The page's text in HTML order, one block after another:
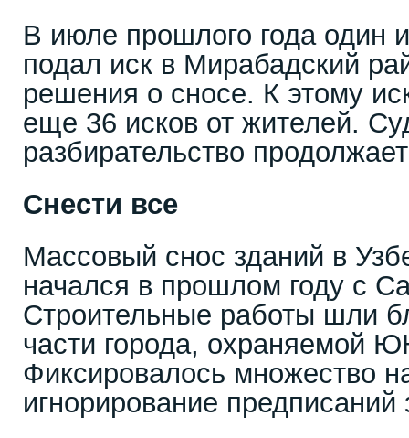
В июле прошлого года один
подал иск в Мирабадский
решения о сносе. К этому
еще 36 исков от жителей.
разбирательство
Снести все
Массовый снос зданий в
начался в прошлом году с
Строительные работы шли
части города, охраняемой
Фиксировалось множество
игнорирование